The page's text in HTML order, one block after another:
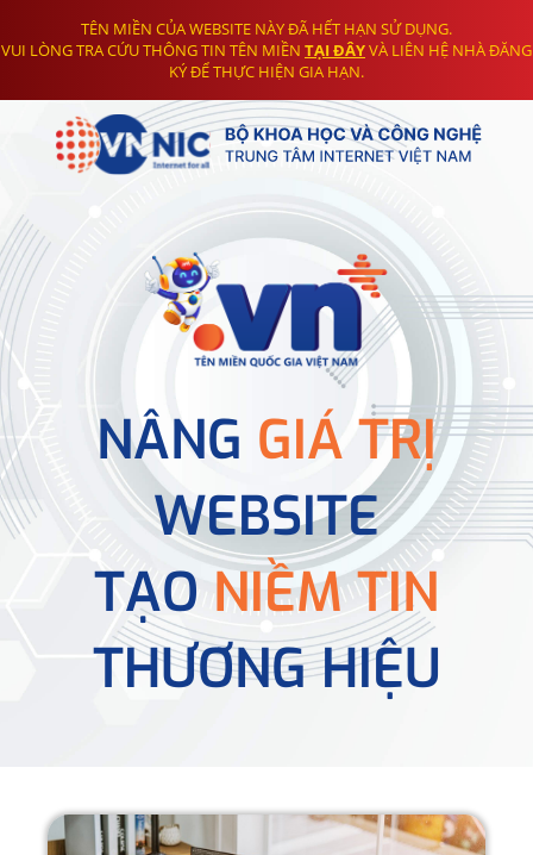
TÊN MIỀN CỦA WEBSITE NÀY ĐÃ HẾT HẠN SỬ DỤNG.
VUI LÒNG TRA CỨU THÔNG TIN TÊN MIỀN TẠI ĐÂYVÀ LIÊN HỆ NHÀ ĐĂNG
KÝ ĐỂ THỰC HIỆN GIA HẠN.
NÂNG GIÁ TRỊ
WEBSITE
TẠONIỀM TIN
THƯƠNG HIỆU